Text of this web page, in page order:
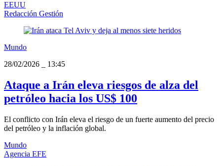
EEUU
Redacción Gestión
Mundo
28/02/2026
13:45
Ataque a Irán eleva riesgos de alza del
petróleo hacia los US$ 100
El conflicto con Irán eleva el riesgo de un fuerte aumento del precio
del petróleo y la inflación global.
Mundo
Agencia EFE